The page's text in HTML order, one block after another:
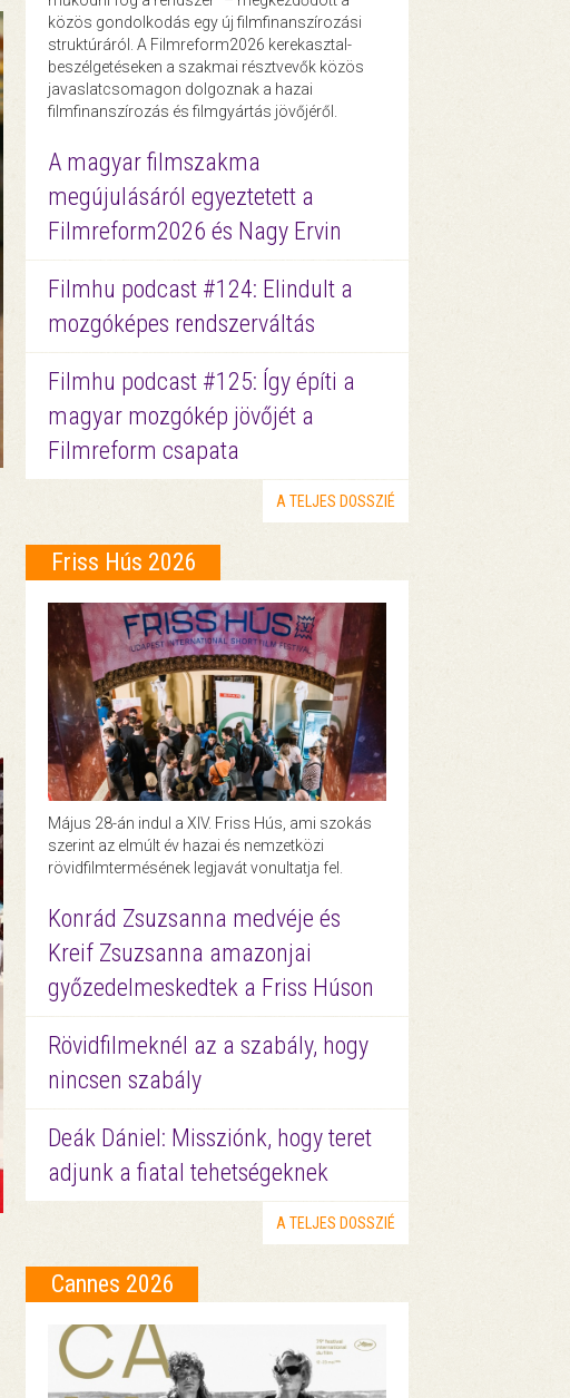
közös gondolkodás egy új filmfinanszírozási
struktúráról. A Filmreform2026 kerekasztal-
beszélgetéseken a szakmai résztvevők közös
javaslatcsomagon dolgoznak a hazai
filmfinanszírozás és filmgyártás jövőjéről.
A magyar filmszakma
megújulásáról egyeztetett a
Filmreform2026 és Nagy Ervin
Filmhu podcast #124: Elindult a
mozgóképes rendszerváltás
Filmhu podcast #125: Így építi a
magyar mozgókép jövőjét a
Filmreform csapata
A TELJES DOSSZIÉ
Friss Hús 2026
Május 28-án indul a XIV. Friss Hús, ami szokás
szerint az elmúlt év hazai és nemzetközi
rövidfilmtermésének legjavát vonultatja fel.
Konrád Zsuzsanna medvéje és
Kreif Zsuzsanna amazonjai
győzedelmeskedtek a Friss Húson
Rövidfilmeknél az a szabály, hogy
nincsen szabály
Deák Dániel: Missziónk, hogy teret
adjunk a fiatal tehetségeknek
A TELJES DOSSZIÉ
Cannes 2026